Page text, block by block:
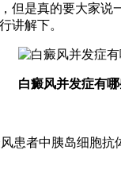
但是真的要大家
讲解下。
白癜风并发症有哪
者中胰岛细胞